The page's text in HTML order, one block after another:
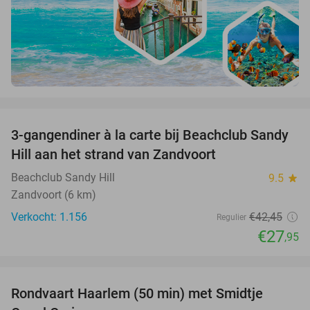
34%
3-gangendiner à la carte bij Beachclub Sandy
Hill aan het strand van Zandvoort
Beachclub Sandy Hill 9.5 star
Zandvoort (6 km)
Verkocht: 1.156
Regulier €42,45
€27,95
Rondvaart Haarlem (50 min) met Smidtje